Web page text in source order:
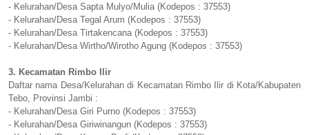
- Kelurahan/Desa Sapta Mulyo/Mulia (Kodepos : 37553)
- Kelurahan/Desa Tegal Arum (Kodepos : 37553)
- Kelurahan/Desa Tirtakencana (Kodepos : 37553)
- Kelurahan/Desa Wirtho/Wirotho Agung (Kodepos : 37553)
3. Kecamatan Rimbo Ilir
Daftar nama Desa/Kelurahan di Kecamatan Rimbo Ilir di Kota/Kabupaten
Tebo, Provinsi Jambi :
- Kelurahan/Desa Giri Purno (Kodepos : 37553)
- Kelurahan/Desa Giriwinangun (Kodepos : 37553)